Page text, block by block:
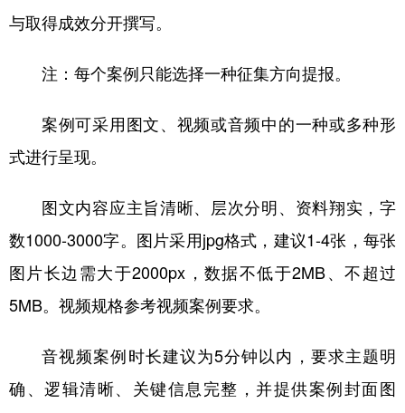
与取得成效分开撰写。
注：每个案例只能选择一种征集方向提报。
案例可采用图文、视频或音频中的一种或多种形
式进行呈现。
图文内容应主旨清晰、层次分明、资料翔实，字
数1000-3000字。图片采用jpg格式，建议1-4张，每张
图片长边需大于2000px，数据不低于2MB、不超过
5MB。视频规格参考视频案例要求。
音视频案例时长建议为5分钟以内，要求主题明
确、逻辑清晰、关键信息完整，并提供案例封面图